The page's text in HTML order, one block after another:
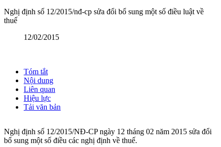
Nghị định số 12/2015/nđ-cp sửa đổi bổ sung một số điều luật về
thuế
12/02/2015
Tóm tắt
Nội dung
Liên quan
Hiệu lực
Tải văn bản
Nghị định số 12/2015/NĐ-CP ngày 12 tháng 02 năm 2015 sửa đổi
bổ sung một số điều các nghị định về thuế.